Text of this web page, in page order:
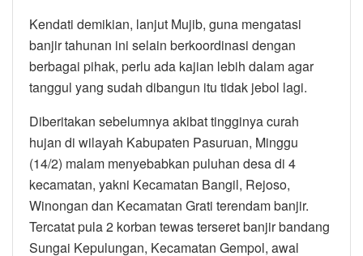
Kendati demikian, lanjut Mujib, guna mengatasi
banjir tahunan ini selain berkoordinasi dengan
berbagai pihak, perlu ada kajian lebih dalam agar
tanggul yang sudah dibangun itu tidak jebol lagi.
Diberitakan sebelumnya akibat tingginya curah
hujan di wilayah Kabupaten Pasuruan, Minggu
(14/2) malam menyebabkan puluhan desa di 4
kecamatan, yakni Kecamatan Bangil, Rejoso,
Winongan dan Kecamatan Grati terendam banjir.
Tercatat pula 2 korban tewas terseret banjir bandang
Sungai Kepulungan, Kecamatan Gempol, awal